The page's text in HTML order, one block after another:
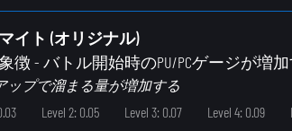
イト (オリジナル)
徴 - バトル開始時のPU/PCゲージが増
ップで溜まる量が増加する
Level 2: 0.05 Level 3: 0.07 Level 4: 0.09